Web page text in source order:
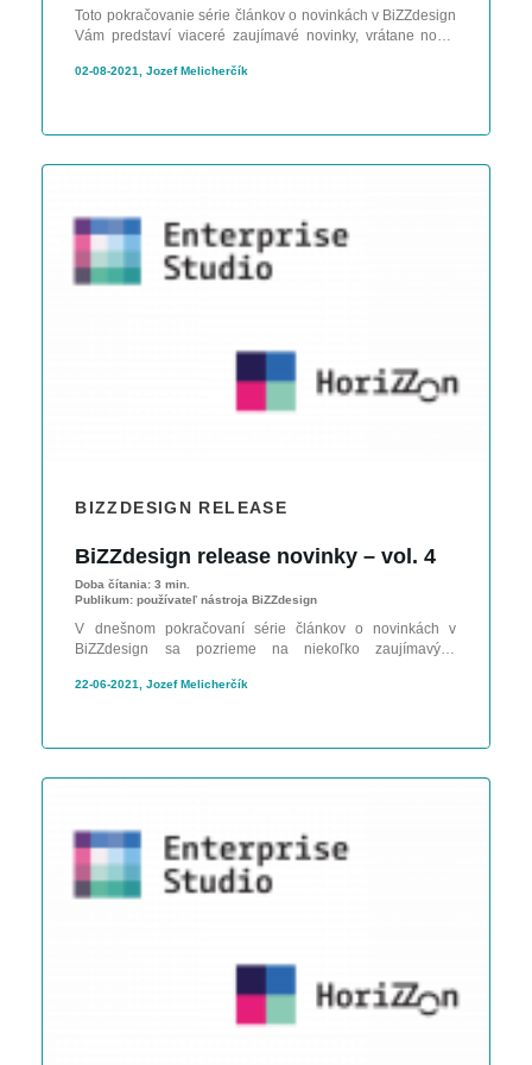
Toto pokračovanie série článkov o novinkách v BiZZdesign
Vám predstaví viaceré zaujímavé novinky, vrátane novej
štandardu. 02-08-2021, Jozef Melicherčík
BIZZDESIGN RELEASE
BiZZdesign release novinky – vol. 4
Doba čítania: 3 min.
Publikum: používateľ nástroja BiZZdesign
V dnešnom pokračovaní série článkov o novinkách v
BiZZdesign sa pozrieme na niekoľko zaujímavých
to, kedy Vám budem môcť predstaviť nadupané novinky a
22-06-2021, Jozef Melicherčík